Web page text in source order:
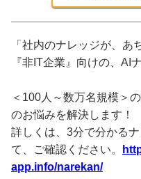
「社内のナレッジが、あ
『非IT企業』向けの、AI
＜100人～数万名規模＞
のお悩みを解決します！
詳しくは、3分で分かる
て、ご確認ください。
app.info/narekan/